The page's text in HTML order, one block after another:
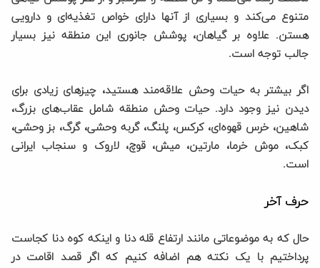
متنوع می‌کند و بسیاری از آنها دارای خواص تغذیه‌ای و دارویی
هستن. علاوه بر گیاهان، پوشش جانوری این منطقه نیز بسیار
جالب توجه است.
اگر بیشتر به حیات وحش علاقه‌مند هستید، چیزهای زیادی برای
دیدن نیز وجود دارد. حیات وحش منطقه شامل عقاب‌های بزرگ،
شاهین، خرس قهوه‌ای، کرکس، پلنگ، گربه وحشی، گرگ، بز وحشی،
کبک، موش خرما، مارتین، میش، قوچ، لاروک و سنجاب ایرانی
است.
حرف آخر
حال که به موضوعاتی مانند ارتفاع قله دنا و اینکه کوه دنا کجاست
پرداختیم با یک نکته هم اضافه کنیم که اگر قصد اقامت در